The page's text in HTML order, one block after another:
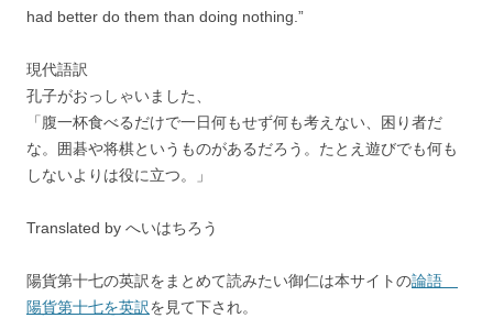
had better do them than doing nothing.”
現代語訳
孔子がおっしゃいました、
「腹一杯食べるだけで一日何もせず何も考えない、困り者だ
な。囲碁や将棋というものがあるだろう。たとえ遊びでも何も
しないよりは役に立つ。」
Translated by へいはちろう
陽貨第十七の英訳をまとめて読みたい御仁は本サイトの論語
陽貨第十七を英訳を見て下され。